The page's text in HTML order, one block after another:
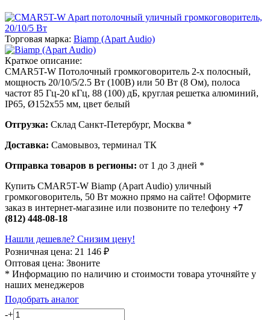
Торговая марка: Biamp (Apart Audio)
Краткое описание:
CMAR5T-W Потолочный громкоговоритель 2-х полосный,
мощность 20/10/5/2.5 Вт (100В) или 50 Вт (8 Ом), полоса
частот 85 Гц-20 кГц, 88 (100) дБ, круглая решетка алюминий,
IP65, Ø152х55 мм, цвет белый
Отгрузка: Склад Санкт-Петербург, Москва *
Доставка: Самовывоз, терминал ТК
Отправка товаров в регионы: от 1 до 3 дней *
Купить CMAR5T-W Biamp (Apart Audio) уличный
громкоговоритель, 50 Вт можно прямо на сайте! Оформите
заказ в интернет-магазине или позвоните по телефону +7
(812) 448-08-18
Нашли дешевле? Снизим цену!
Розничная цена: 21 146 ₽
Оптовая цена: Звоните
* Информацию по наличию и стоимости товара уточняйте у
наших менеджеров
Подобрать аналог
-+